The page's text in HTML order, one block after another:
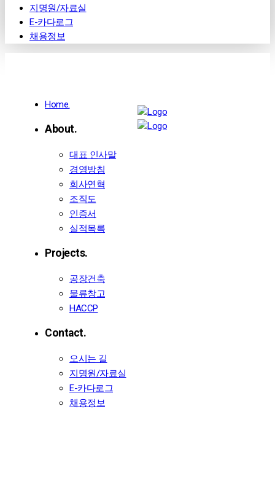
지명원/자료실
E-카다로그
채용정보
Home.
About.
대표 인사말
경영방침
회사연혁
조직도
인증서
실적목록
Projects.
공장건축
물류창고
HACCP
Contact.
오시는 길
지명원/자료실
E-카다로그
채용정보